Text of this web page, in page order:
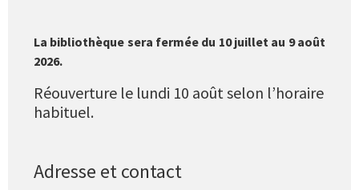
La bibliothèque sera fermée du 10 juillet au 9 août
2026.
Réouverture le lundi 10 août selon l’horaire
habituel.
Adresse et contact